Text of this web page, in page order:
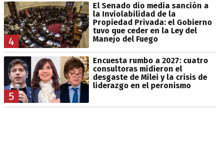
4
El Senado dio media sanción a
la Inviolabilidad de la
Propiedad Privada: el Gobierno
tuvo que ceder en la Ley del
Manejo del Fuego
5
Encuesta rumbo a 2027: cuatro
consultoras midieron el
desgaste de Milei y la crisis de
liderazgo en el peronismo